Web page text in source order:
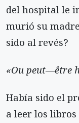
del hospital le
murió su
sido al revés?
«Ou peut—être
Había sido el
a leer los libros